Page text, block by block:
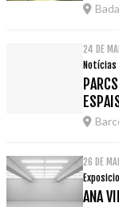
24 DE
Notícias
26 DE
ANA